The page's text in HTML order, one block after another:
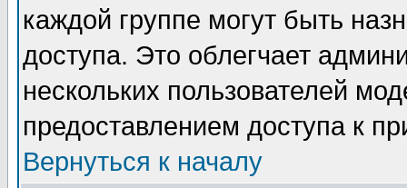
каждой группе могут быть
доступа. Это облегчает
нескольких пользователей
предоставлением доступа к
Вернуться к началу